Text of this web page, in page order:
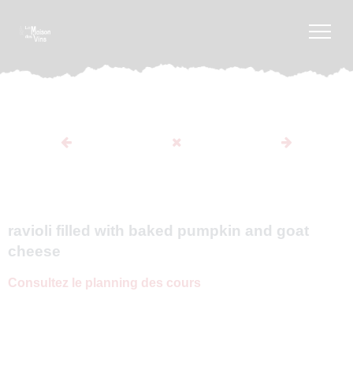
ravioli filled with baked pumpkin and goat
cheese
Consultez le planning des cours